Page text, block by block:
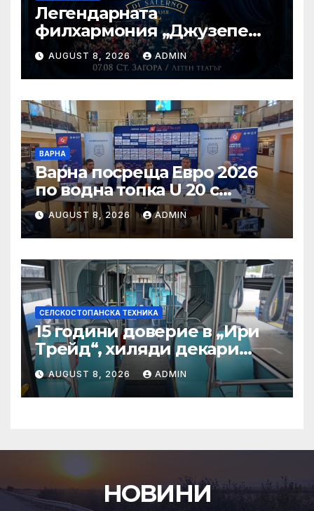
Легендарната
филхармония „Джузепе
Верди“ от Салерно с
концерт под звездите тази
вечер в Летен татър – Стара
Загора
AUGUST 8, 2026 ADMIN
ВАРНА
Варна посреща Евро 2026
по водна топка U 20 с
отлични условия на
състезателните басейни
AUGUST 8, 2026 ADMIN
СЕЛСКОСТОПАНСКА ТЕХНИКА
15 години доверие в „Ири
Трейд“, хиляди декари
успех – историята на
Мартин Богдановски
AUGUST 8, 2026 ADMIN
НОВИНИ